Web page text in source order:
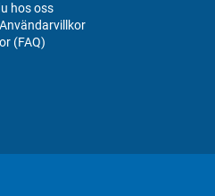
hos oss
(FAQ)